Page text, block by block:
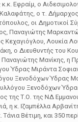
Εφραίμ, ο
ο τ.
οι Δημοτικοί
Παναγιώτης
Κεχαγιόγλου, Λουκία
ο Διευθυντής του
Μανίκης, η
Ύδρας Μιράντα
Ξενοδόχων Ύδρας
Ξενοδόχων
της Τ.Ο. της ΝΔ
η κ. Ιζαμπέλλα
Βέτιμη, και 350